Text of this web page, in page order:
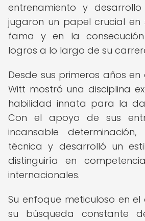
entrenamiento y
jugaron un papel crucial en
fama y en la
logros a lo largo de su
Desde sus primeros años en
Witt mostró una disciplina
habilidad innata para la
Con el apoyo de sus
incansable
técnica y desarrolló un
distinguiría en
internacionales.
Su enfoque meticuloso en
su búsqueda constante